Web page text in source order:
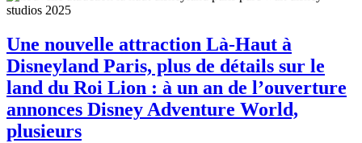
Une nouvelle attraction Là-Haut à
Disneyland Paris, plus de détails sur le
land du Roi Lion : à un an de l’ouverture
annonces Disney Adventure World,
plusieurs